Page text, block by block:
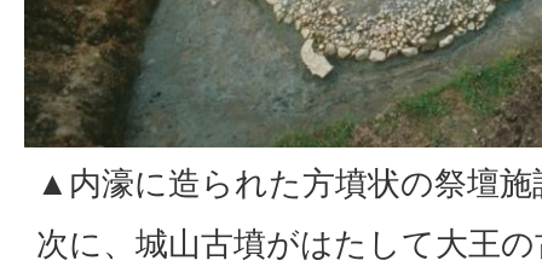
▲内濠に造られた方墳状の祭壇施
次に、城山古墳がはたして大王